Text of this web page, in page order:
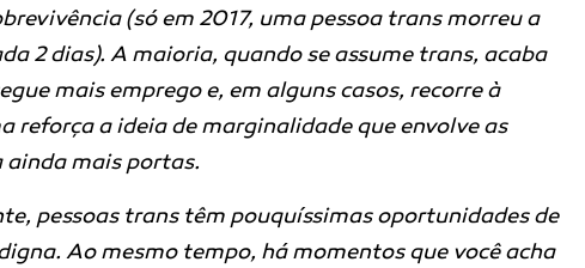
(só em 2017, uma pessoa trans morreu a
2 dias). A maioria, quando se assume trans, acaba
mais emprego e, em alguns casos, recorre à
reforça a ideia de marginalidade que envolve as
ainda mais portas.
pessoas trans têm pouquíssimas oportunidades de
Ao mesmo tempo, há momentos que você acha